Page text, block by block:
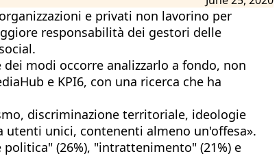
e privati non lavorino per
responsabilità dei gestori delle
modi occorre analizzarlo a fondo, non
e KPI6, con una ricerca che ha
discriminazione territoriale, ideologie
unici, contenenti almeno un'offesa».
(26%), "intrattenimento" (21%) e